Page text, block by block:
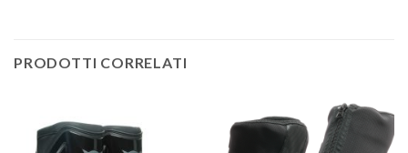
PRODOTTI CORRELATI